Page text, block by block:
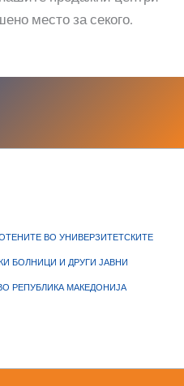
место за секого.
ВО УНИВЕРЗИТЕТСКИТЕ
БОЛНИЦИ И ДРУГИ ЈАВНИ
РЕПУБЛИКА МАКЕДОНИЈА